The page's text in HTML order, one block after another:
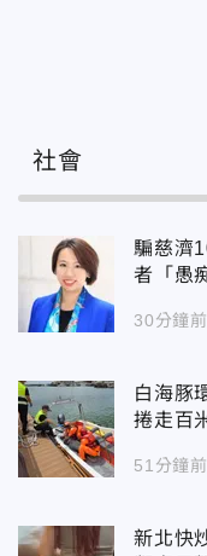
社會
騙慈濟
者「愚
30分鐘前
白海豚
捲走百
51分鐘前
新北快